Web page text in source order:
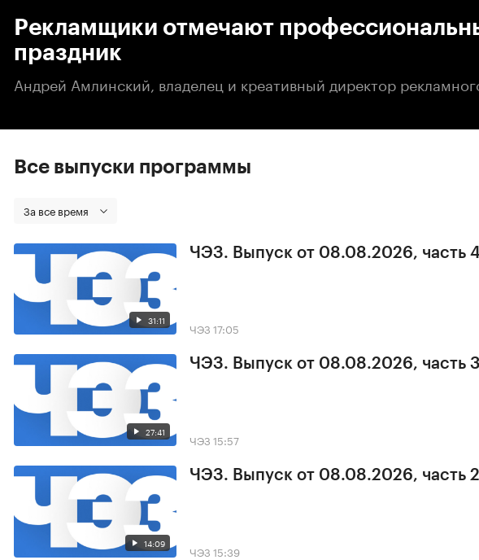
Рекламщики отмечают
праздник
Андрей Амлинский, владелец и креативный директор
Все выпуски программы
За все время
31:11
ЧЭЗ. Выпуск от 08.08.2026, часть
ЧЭЗ 17:05
27:41
ЧЭЗ. Выпуск от 08.08.2026, часть
ЧЭЗ 15:57
14:09
ЧЭЗ. Выпуск от 08.08.2026, часть 2
ЧЭЗ 15:39